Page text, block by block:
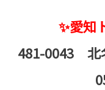
✨愛知
481-0043 北